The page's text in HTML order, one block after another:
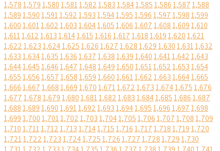
1,5781,5791,5801,5811,5821,5831,5841,5851,5861,5871,588
1,5891,5901,5911,5921,5931,5941,5951,5961,5971,5981,599
1,6001,6011,6021,6031,6041,6051,6061,6071,6081,6091,610
1,6111,6121,6131,6141,6151,6161,6171,6181,6191,6201,621
1,6221,6231,6241,6251,6261,6271,6281,6291,6301,6311,632
1,6331,6341,6351,6361,6371,6381,6391,6401,6411,6421,643
1,6441,6451,6461,6471,6481,6491,6501,6511,6521,6531,654
1,6551,6561,6571,6581,6591,6601,6611,6621,6631,6641,665
1,6661,6671,6681,6691,6701,6711,6721,6731,6741,6751,676
1,6771,6781,6791,6801,6811,6821,6831,6841,6851,6861,687
1,6881,6891,6901,6911,6921,6931,6941,6951,6961,6971,698
1,6991,7001,7011,7021,7031,7041,7051,7061,7071,7081,709
1,7101,7111,7121,7131,7141,7151,7161,7171,7181,7191,720
1,7211,7221,7231,7241,7251,7261,7271,7281,7291,730